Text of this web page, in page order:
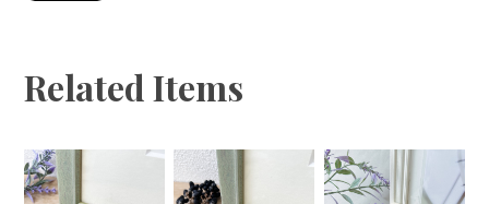
Related Items